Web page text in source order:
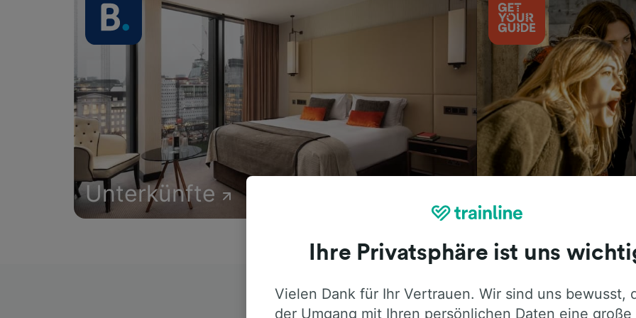
Unterkünfte
Die ehrliche Meinung von Trainline-
Ihre Privatsphäre ist uns
Vielen Dank für Ihr Vertrauen. Wir sind uns bewusst,
der Umgang mit Ihren persönlichen Daten eine große